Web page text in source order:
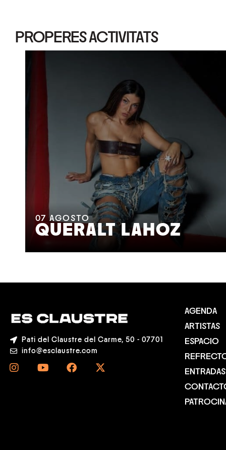
PROPERES ACTIVITATS
07 AGOSTO
QUERALT LAHOZ
Pati del Claustre del Carme, 50 - 07701
info@esclaustre.com
AGENDA
ARTISTAS
ESPACIO
ENTRADAS